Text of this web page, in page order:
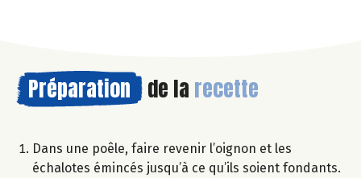
Préparation de la recette
Dans une poêle, faire revenir l’oignon et les
échalotes émincés jusqu’à ce qu’ils soient fondants.